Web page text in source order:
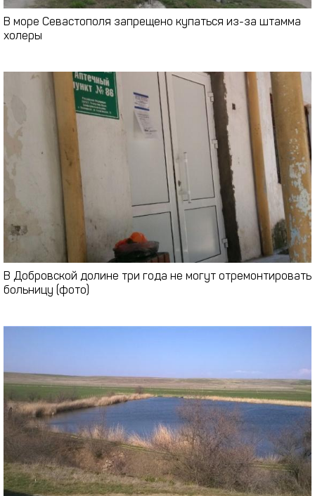
В море Севастополя запрещено купаться из-за штамма
холеры
В Добровской долине три года не могут отремонтировать
больницу (фото)